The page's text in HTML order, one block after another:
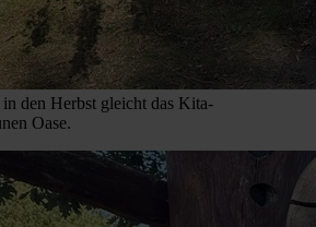
den Herbst gleicht das Kita-
Oase.